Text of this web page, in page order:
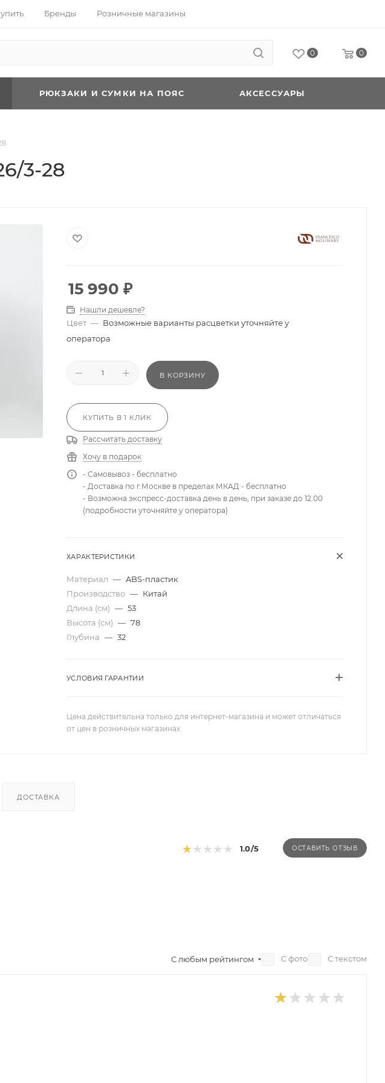
Бренды Розничные магазины
0 0
РЮКЗАКИ И СУМКИ НА ПОЯС АКСЕССУАРЫ
3-28
15 990 ₽
Нашли дешевле?
Цвет — Возможные варианты расцветки уточняйте у
оператора
В КОРЗИНУ
КУПИТЬ В 1 КЛИК
Рассчитать доставку
Хочу в подарок
- Самовывоз - бесплатно
- Доставка по г.Москве в пределах МКАД - бесплатно
- Возможна экспресс-доставка день в день, при заказе до 12.00
(подробности уточняйте у оператора)
ХАРАКТЕРИСТИКИ
Материал — ABS-пластик
Производство — Китай
Длина (см) — 53
Высота (см) — 78
Глубина — 32
УСЛОВИЯ ГАРАНТИИ
Цена действительна только для интернет-магазина и может отличаться
от цен в розничных магазинах
ДОСТАВКА
1.0/5 ОСТАВИТЬ ОТЗЫВ
С любым рейтингом С фото С текстом